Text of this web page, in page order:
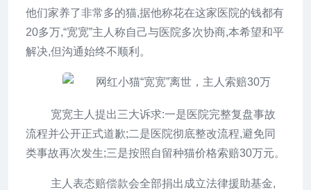
他们家养了非常多的猫,据他称花在这家医院的钱都有
20多万,“宽宽”主人称自己与医院多次协商,本希望和平
解决,但沟通始终不顺利。
宽宽主人提出三大诉求:一是医院完整复盘事故
流程并公开正式道歉;二是医院彻底整改流程,避免同
类事故再次发生;三是按照自留种猫价格索赔30万元。
主人表态赔偿款会全部捐出成立法律援助基金,